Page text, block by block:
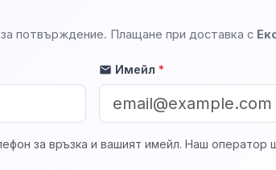
потвърждение. Плащане при доставка с
mail Имейл*
за връзка и вашият имейл. Наш